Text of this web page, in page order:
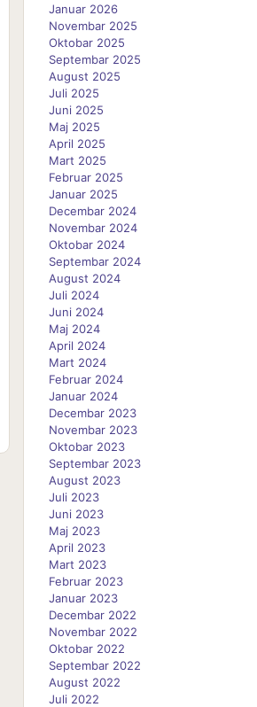
Januar 2026
Novembar 2025
Oktobar 2025
Septembar 2025
August 2025
Juli 2025
Juni 2025
Maj 2025
April 2025
Mart 2025
Februar 2025
Januar 2025
Decembar 2024
Novembar 2024
Oktobar 2024
Septembar 2024
August 2024
Juli 2024
Juni 2024
Maj 2024
April 2024
Mart 2024
Februar 2024
Januar 2024
Decembar 2023
Novembar 2023
Oktobar 2023
Septembar 2023
August 2023
Juli 2023
Juni 2023
Maj 2023
April 2023
Mart 2023
Februar 2023
Januar 2023
Decembar 2022
Novembar 2022
Oktobar 2022
Septembar 2022
August 2022
Juli 2022